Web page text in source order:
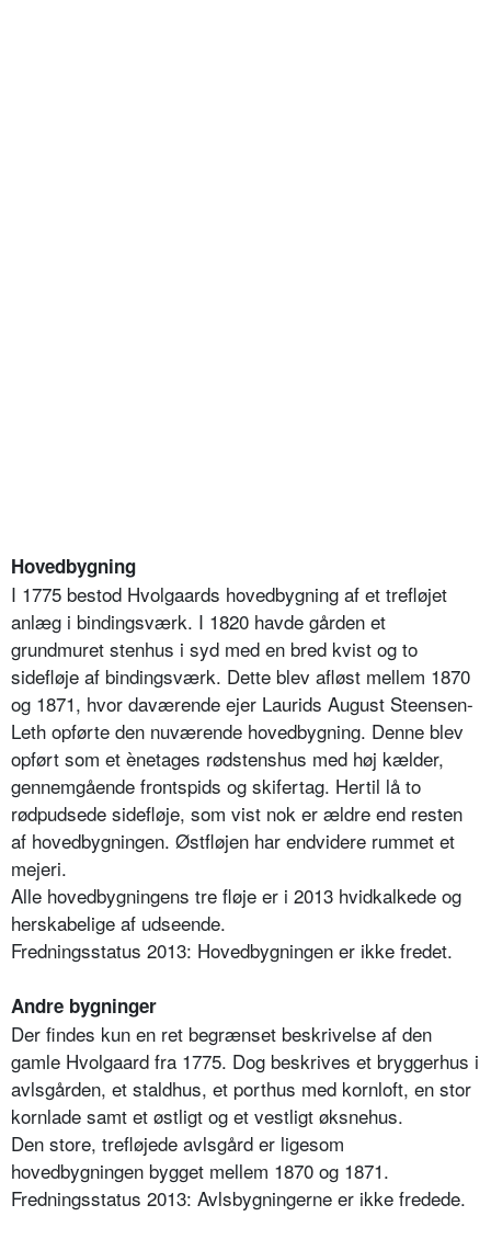
Hovedbygning
I 1775 bestod Hvolgaards hovedbygning af et trefløjet
anlæg i bindingsværk. I 1820 havde gården et
grundmuret stenhus i syd med en bred kvist og to
sidefløje af bindingsværk. Dette blev afløst mellem 1870
og 1871, hvor daværende ejer Laurids August Steensen-
Leth opførte den nuværende hovedbygning. Denne blev
opført som et ènetages rødstenshus med høj kælder,
gennemgående frontspids og skifertag. Hertil lå to
rødpudsede sidefløje, som vist nok er ældre end resten
af hovedbygningen. Østfløjen har endvidere rummet et
mejeri.
Alle hovedbygningens tre fløje er i 2013 hvidkalkede og
herskabelige af udseende.
Fredningsstatus 2013: Hovedbygningen er ikke fredet.
Andre bygninger
Der findes kun en ret begrænset beskrivelse af den
gamle Hvolgaard fra 1775. Dog beskrives et bryggerhus i
avlsgården, et staldhus, et porthus med kornloft, en stor
kornlade samt et østligt og et vestligt øksnehus.
Den store, trefløjede avlsgård er ligesom
hovedbygningen bygget mellem 1870 og 1871.
Fredningsstatus 2013: Avlsbygningerne er ikke fredede.